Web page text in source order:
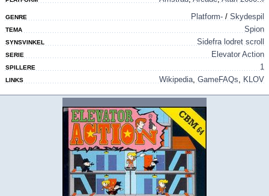
GENRE Platform- / Skydespil
TEMA Spion
SYNSVINKEL Sidefra lodret scroll
SERIE Elevator Action
SPILLERE 1
LINKS Wikipedia, GameFAQs, KLOV